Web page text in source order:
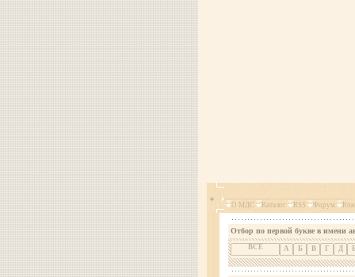
О МДС Каталог RSS Форум
Отбор по первой букве в имени
ВСЕ А Б В Г Д